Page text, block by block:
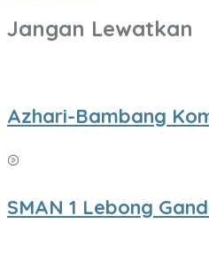
Jangan Lewatkan
Azhari-Bambang
SMAN 1 Lebong